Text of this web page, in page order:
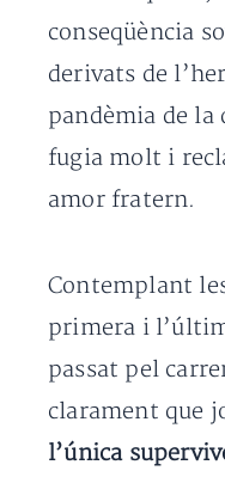
conseqüència
derivats de
pandèmia de la
fugia molt i
amor fratern.
Contemplant
primera i
passat pel
clarament que
l’única